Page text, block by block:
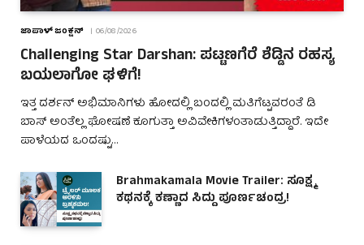
ಜಾಪಾಳ್ ಜಂಕ್ಷನ್ 06/08/2026
Challenging Star Darshan: ಪಟ್ಟಣಗೆರೆ ಶೆಡ್ಡಿನ ರಹಸ್ಯ
ಬಯಲಾಗೋ ಘಳಿಗೆ!
ಇತ್ತ ದರ್ಶನ್ ಅಭಿಮಾನಿಗಳು ಹೋದಲ್ಲಿ ಬಂದಲ್ಲಿ ಮತಿಗೆಟ್ಟವರಂತೆ ಡಿ
ಬಾಸ್ ಅಂತೆಲ್ಲ ಘೋಷಣೆ ಕೂಗುತ್ತಾ ಅವಿವೇಕಿಗಳಂತಾಡುತ್ತಿದ್ದಾರೆ. ಇದೇ
ಪಾಳೆಯದ ಒಂದಷ್ಟು…
Brahmakamala Movie Trailer: ಸೂಕ್ಷ್ಮ
ಕಥನಕ್ಕೆ ಕಣ್ಣಾದ ಸಿದ್ದು ಪೂರ್ಣಚಂದ್ರ!